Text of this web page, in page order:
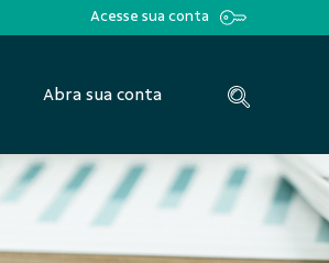
Acesse sua conta
Abra sua conta